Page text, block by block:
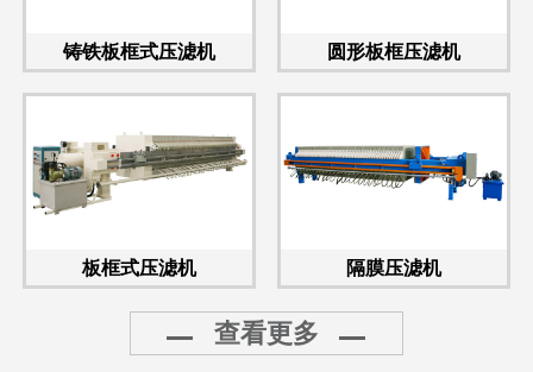
铸铁板框式压滤机 圆形板框压滤机
板框式压滤机 隔膜压滤机
查看更多